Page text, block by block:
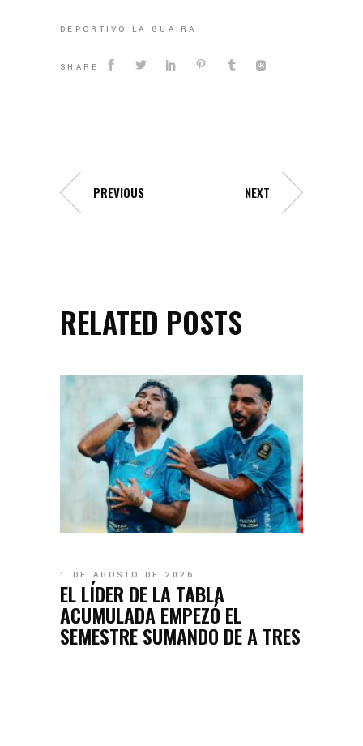
DEPORTIVO LA GUAIRA
SHARE
PREVIOUS NEXT
RELATED POSTS
1 DE AGOSTO DE 2026
EL LÍDER DE LA TABLA
ACUMULADA EMPEZÓ EL
SEMESTRE SUMANDO DE A TRES